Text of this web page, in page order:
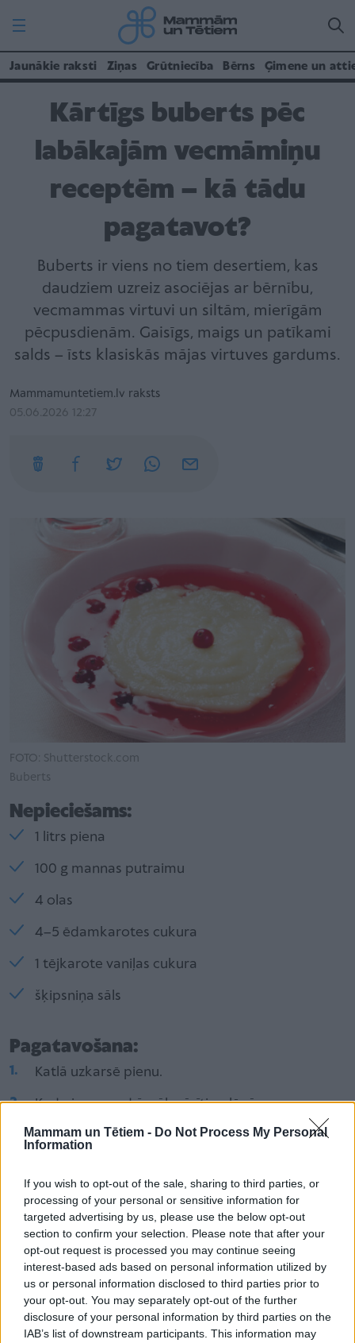
Mammam un Tētiem - Do Not Process My Personal
Information
If you wish to opt-out of the sale, sharing to third parties, or
processing of your personal or sensitive information for
targeted advertising by us, please use the below opt-out
section to confirm your selection. Please note that after your
opt-out request is processed you may continue seeing
interest-based ads based on personal information utilized by
us or personal information disclosed to third parties prior to
your opt-out. You may separately opt-out of the further
disclosure of your personal information by third parties on the
IAB’s list of downstream participants. This information may
Jaunākie raksti Ziņas Grūtniecība Bērns Ģimene un
Kārtīgs buberts pēc
labākajām vecmāmiņu
receptēm – kā tādu
pagatavot?
Buberts ir viens no tiem desertiem, kas
daudziem uzreiz asociējas ar bērnību,
vecmammas virtuvi un siltām, mierīgām
pēcpusdienām. Gaisīgs, maigs un patīkami
salds – īsts klasiskās mājas virtuves gardums.
Mammamuntetiem.lv raksts
05.06.2026 12:27
FOTO: Shutterstock.com
Buberts
Nepieciešams:
1 litrs piena
100 g mannas putraimu
4 olas
4–5 ēdamkarotes cukura
1 tējkarote vaniļas cukura
šķipsniņa sāls
Pagatavošana:
Katlā uzkarsē pienu.
Kad piens gandrīz sāk vārīties, lēnām,
nepārtraukti maisot, pieber mannas putraimus.
masa sabiezē.
Pievieno vaniļas cukuru un šķipsniņu sāls.
Tad putru noņem no uguns un ļauj nedaudz
atdzist.
Olu baltumus atdala no dzeltenumiem.
Dzeltenumus saputo ar cukuru.